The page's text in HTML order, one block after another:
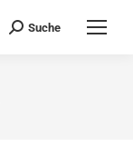
Search:
Suche